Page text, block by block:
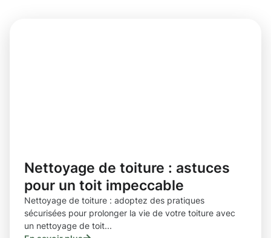
Nettoyage de toiture : astuces
pour un toit impeccable
Nettoyage de toiture : adoptez des pratiques
sécurisées pour prolonger la vie de votre toiture avec
un nettoyage de toit...